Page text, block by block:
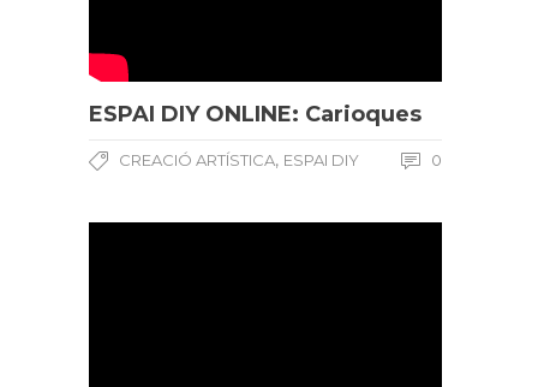
ESPAI DIY ONLINE: Carioques
CREACIÓ ARTÍSTICA, ESPAI DIY 0